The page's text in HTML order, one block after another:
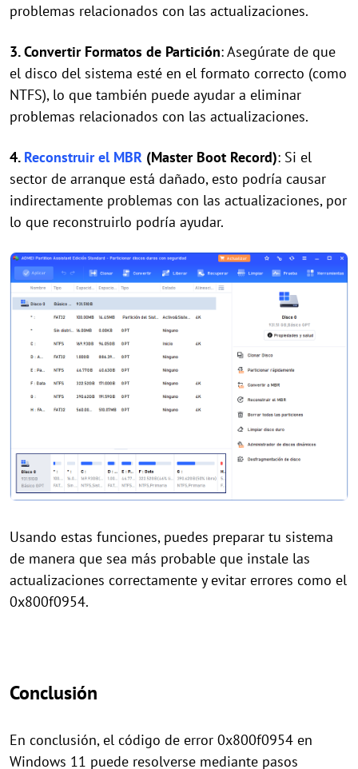
problemas relacionados con las actualizaciones.
3. Convertir Formatos de Partición: Asegúrate de que
el disco del sistema esté en el formato correcto (como
NTFS), lo que también puede ayudar a eliminar
problemas relacionados con las actualizaciones.
4. Reconstruir el MBR (Master Boot Record): Si el
sector de arranque está dañado, esto podría causar
indirectamente problemas con las actualizaciones, por
lo que reconstruirlo podría ayudar.
Usando estas funciones, puedes preparar tu sistema
de manera que sea más probable que instale las
actualizaciones correctamente y evitar errores como el
0x800f0954.
Conclusión
En conclusión, el código de error 0x800f0954 en
Windows 11 puede resolverse mediante pasos